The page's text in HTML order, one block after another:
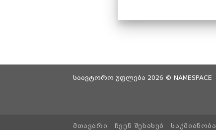
საავტორო უფლება 2026 © NAMESPACE
ᲛᲗᲐᲕᲐᲠᲘ ᲩᲕᲔᲜ ᲨᲔᲡᲐᲮᲔᲑ ᲡᲐᲥᲛᲘᲐᲜᲝᲑᲐ